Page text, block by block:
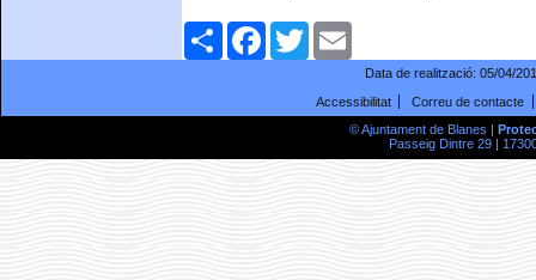
ComparteixFacebookTwitter
Data de realització: 05/04/
Accessibilitat
Correu de contacte
© Ajuntament de Blanes |
Passeig Dintre 29 |